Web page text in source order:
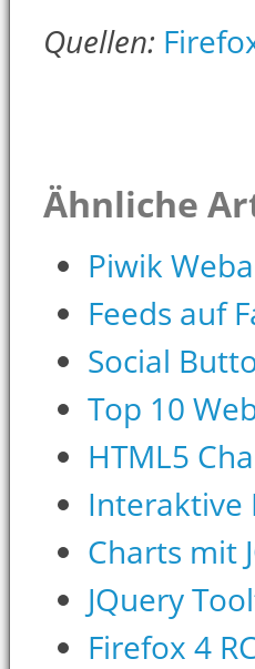
Quellen:
Ähnliche
Piwik
Feeds auf
Social
Top 10
HTML5
Interaktive
Charts mit
JQuery
Firefox 4